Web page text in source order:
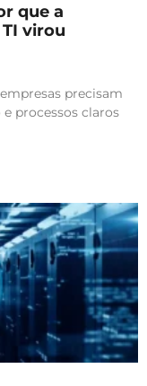
que a
virou
precisam
processos claros